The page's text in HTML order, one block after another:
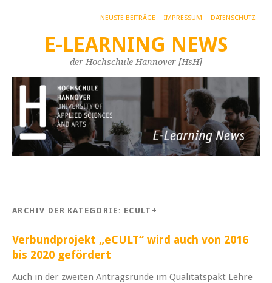
NEUSTE BEITRÄGE IMPRESSUM DATENSCHUTZ
E-LEARNING NEWS
der Hochschule Hannover [HsH]
ARCHIV DER KATEGORIE: ECULT+
Verbundprojekt „eCULT“ wird auch von 2016
bis 2020 gefördert
Auch in der zweiten Antragsrunde im Qualitätspakt Lehre